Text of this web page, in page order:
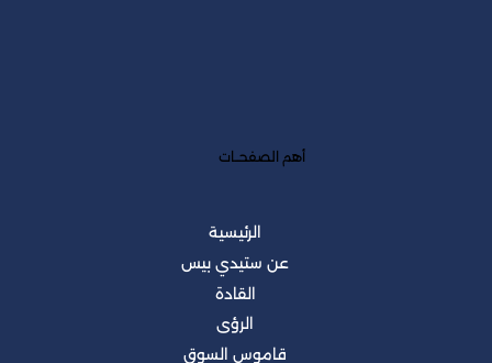
أهم الصفحــات
الرئيسية
عن ستيدي بيس
القادة
الرؤى
قاموس السوق